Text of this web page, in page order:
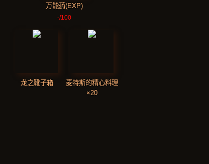
-/100
万能药(EXP)
龙之靴子箱
麦特斯的精心料理
×20